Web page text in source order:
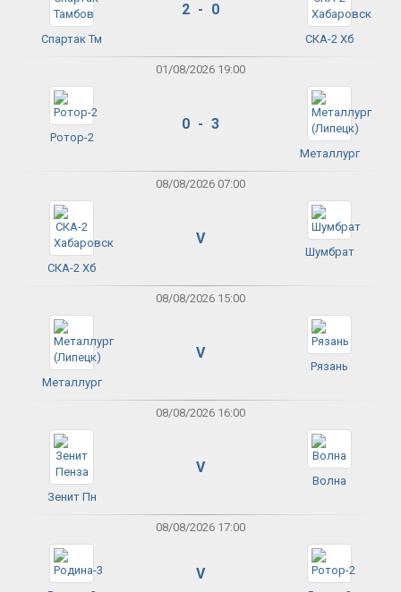
Спартак Тм
2 - 0
СКА-2 Хб
01/08/2026 19:00
Ротор-2
0 - 3
Металлург
08/08/2026 07:00
СКА-2 Хб
V
Шумбрат
08/08/2026 15:00
Металлург
V
Рязань
08/08/2026 16:00
Зенит Пн
V
Волна
08/08/2026 17:00
V